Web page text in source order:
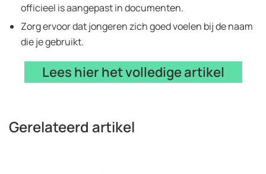
officieel is aangepast in documenten.
Zorg ervoor dat jongeren zich goed voelen bij de naam
die je gebruikt.
Lees hier het volledige artikel
Gerelateerd artikel